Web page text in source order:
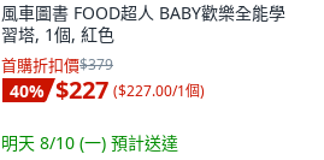
風車圖書 FOOD超人 BABY歡樂全能學
習塔, 1個, 紅色
首購折扣價$379
40% $227 ($227.00/1個)
明天 8/10 (一) 預計送達